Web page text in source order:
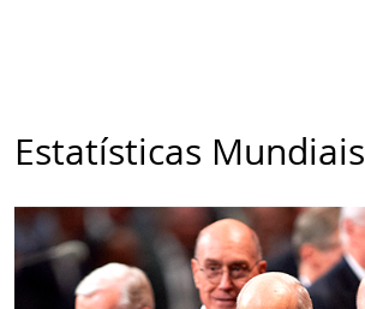
Estatísticas Mundiais